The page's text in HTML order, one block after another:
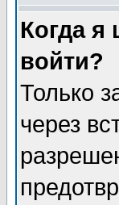
Когда я
войти?
Только
через